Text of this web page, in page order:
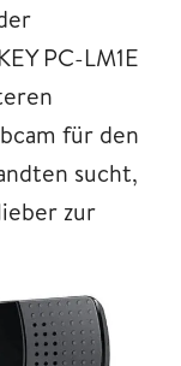
PC-LM1E
für den
sucht,
zur